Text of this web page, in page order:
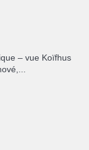
– vue Koïfhus